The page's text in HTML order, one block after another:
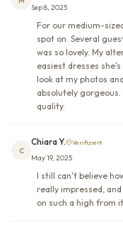
Sep 8, 2025
For our medium-
spot on. Several
was so lovely. My
easiest dresses
look at my photos
absolutely
quality.
C
Chiara Y. Verifiziert
May 19, 2025
I still can't believe
really impressed,
on such a high from